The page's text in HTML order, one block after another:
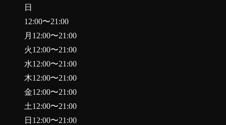
日
12:00〜21:00
月 12:00〜21:00
火12:00〜21:00
水12:00〜21:00
木12:00〜21:00
金12:00〜21:00
土12:00〜21:00
日 12:00〜21:00